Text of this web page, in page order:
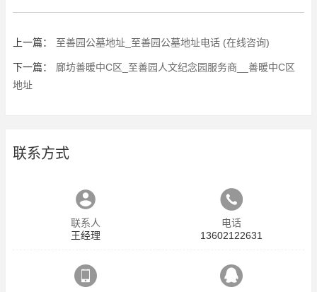
上一篇： 至善园公墓地址_至善园公墓地址电话 (在线咨询)
下一篇：
廊坊善暖中C区_至善园人文纪念园服务商__善暖中C区
地址
联系方式
联系人
王经理
电话
13602122631